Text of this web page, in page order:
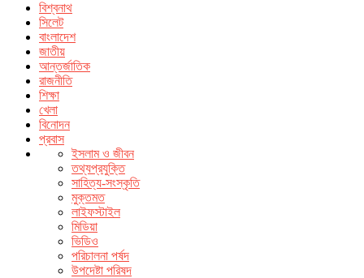
বিশ্বনাথ
সিলেট
বাংলাদেশ
জাতীয়
আন্তর্জাতিক
রাজনীতি
শিক্ষা
খেলা
বিনোদন
প্রবাস
ইসলাম ও জীবন
তথ্যপ্রযুক্তি
সাহিত্য-সংস্কৃতি
মুক্তমত
লাইফস্টাইল
মিডিয়া
ভিডিও
পরিচালনা পর্ষদ
উপদেষ্টা পরিষদ